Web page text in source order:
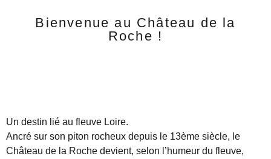
Bienvenue au Château de la
Roche !
Un destin lié au fleuve Loire.
Ancré sur son piton rocheux depuis le 13ème siècle, le
Château de la Roche devient, selon l’humeur du fleuve,